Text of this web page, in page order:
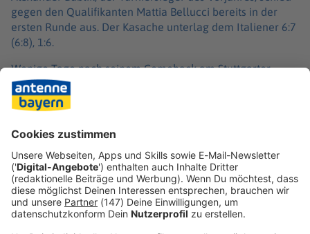
gegen den Qualifikanten Mattia Bellucci bereits in der
ersten Runde aus. Der Kasache unterlag dem Italiener 6:7
(6:8), 1:6.
Wenige Tage nach seinem Comeback am Stuttgarter
Weissenhof musste der Australier Nick Kyrgios in Halle
kurzfristig absagen. Der dauerverletzte Wimbledon-
Finalist von 2022 zog sich im Training vor seiner
Erstrundenpartie gegen Ben Shelton eine Blessur am